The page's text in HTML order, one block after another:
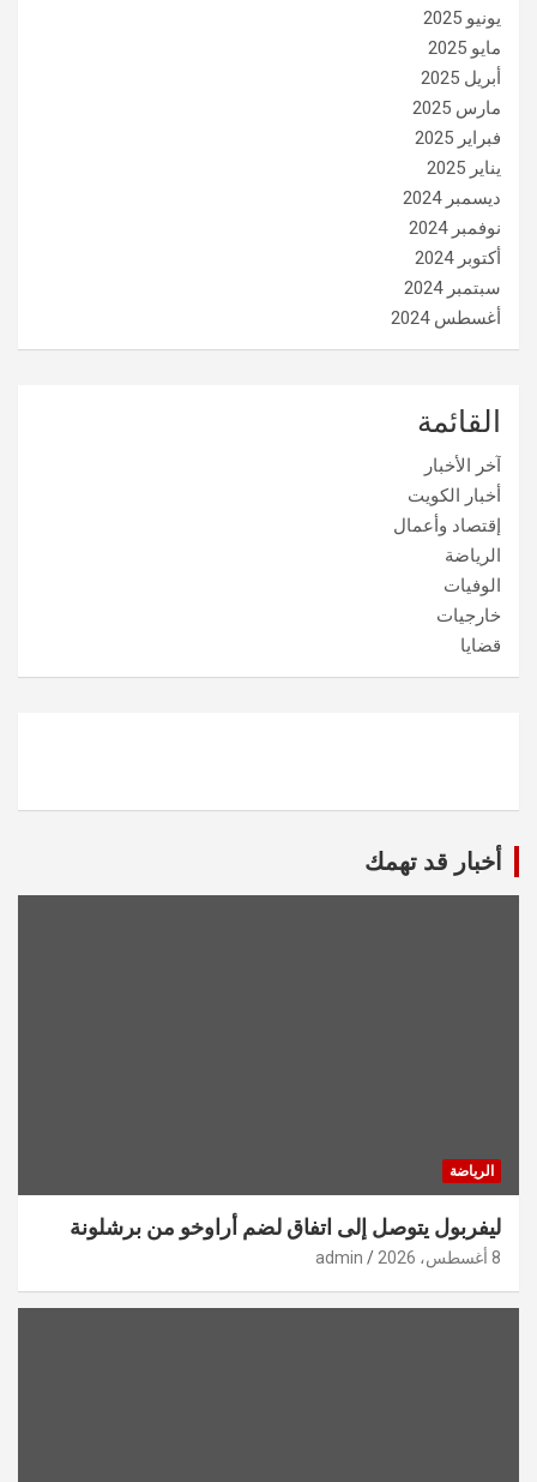
يونيو 2025
مايو 2025
أبريل 2025
مارس 2025
فبراير 2025
يناير 2025
ديسمبر 2024
نوفمبر 2024
أكتوبر 2024
سبتمبر 2024
أغسطس 2024
القائمة
آخر الأخبار
أخبار الكويت
إقتصاد وأعمال
الرياضة
الوفيات
خارجيات
قضايا
أخبار قد تهمك
الرياضة
ليفربول يتوصل إلى اتفاق لضم أراوخو من برشلونة
8 أغسطس، 2026 admin